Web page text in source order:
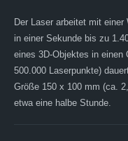
Der Laser arbeitet mit einer
in einer Sekunde bis zu
eines 3D-Objektes in einen
500.000 Laserpunkte)
Größe 150 x 100 mm (ca.
etwa eine halbe Stunde.